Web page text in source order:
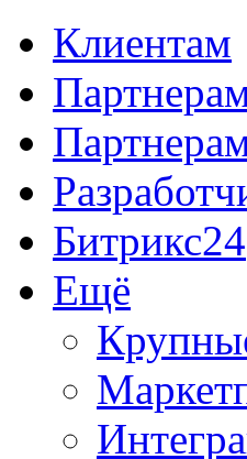
Клиентам
Битрикс24
Ещё